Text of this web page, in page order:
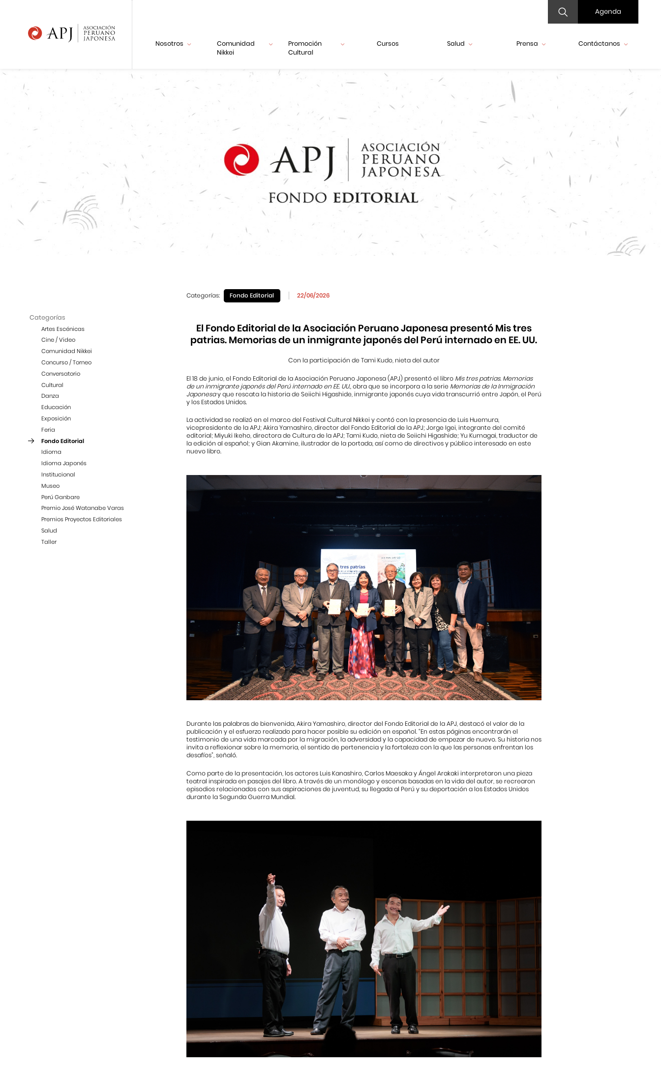
Agenda
Nosotros
Comunidad
Nikkei
Promoción
Cultural
Cursos Salud Prensa Contáctanos
Categorías
Artes Escénicas
Cine / Video
Comunidad Nikkei
Concurso / Torneo
Conversatorio
Cultural
Danza
Educación
Exposición
Feria
Fondo Editorial
Idioma
Idioma Japonés
Institucional
Museo
Perú Ganbare
Premio José Watanabe Varas
Premios Proyectos Editoriales
Salud
Taller
Categorías: Fondo Editorial 22/06/2026
El Fondo Editorial de la Asociación Peruano Japonesa presentó Mis tres
patrias. Memorias de un inmigrante japonés del Perú internado en EE. UU.
Con la participación de Tami Kudo, nieta del autor
El 18 de junio, el Fondo Editorial de la Asociación Peruano Japonesa (APJ) presentó el libro Mis tres patrias. Memorias
de un inmigrante japonés del Perú internado en EE. UU., obra que se incorpora a la serie Memorias de la Inmigración
Japonesay que rescata la historia de Seiichi Higashide, inmigrante japonés cuya vida transcurrió entre Japón, el Perú
y los Estados Unidos.
La actividad se realizó en el marco del Festival Cultural Nikkei y contó con la presencia de Luis Huemura,
vicepresidente de la APJ; Akira Yamashiro, director del Fondo Editorial de la APJ; Jorge Igei, integrante del comité
editorial; Miyuki Ikeho, directora de Cultura de la APJ; Tami Kudo, nieta de Seiichi Higashide; Yu Kumagai, traductor de
la edición al español; y Gian Akamine, ilustrador de la portada, así como de directivos y público interesado en este
nuevo libro.
Durante las palabras de bienvenida, Akira Yamashiro, director del Fondo Editorial de la APJ, destacó el valor de la
publicación y el esfuerzo realizado para hacer posible su edición en español. “En estas páginas encontrarán el
testimonio de una vida marcada por la migración, la adversidad y la capacidad de empezar de nuevo. Su historia nos
invita a reflexionar sobre la memoria, el sentido de pertenencia y la fortaleza con la que las personas enfrentan los
desafíos”, señaló.
Como parte de la presentación, los actores Luis Kanashiro, Carlos Maesaka y Ángel Arakaki interpretaron una pieza
teatral inspirada en pasajes del libro. A través de un monólogo y escenas basadas en la vida del autor, se recrearon
episodios relacionados con sus aspiraciones de juventud, su llegada al Perú y su deportación a los Estados Unidos
durante la Segunda Guerra Mundial.